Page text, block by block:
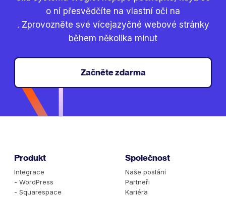
o ní přesvědčíte na vlastní oči na
. Zprovozněte své vícejazyčné webové stránky
během několika minut
Začněte zdarma
Produkt
Integrace
- WordPress
- Squarespace
Společnost
Naše poslání
Partneři
Kariéra